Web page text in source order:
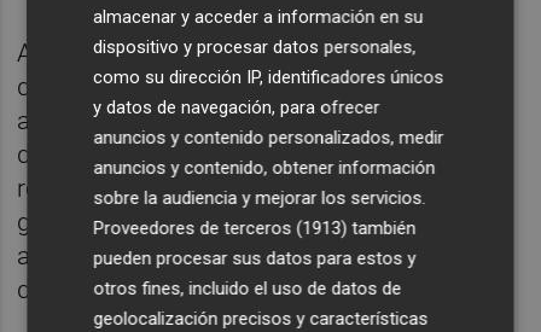
Además, el diputado de EH Bildu, Iñaki Ruiz
de Pinedo, ha avisado de que, una vez
aprobada, es cuando corresponde el
desarrollo de la ley para que el derecho que
regula se convierta "en un poder". "Ha sido
gracias a las familias y a las personas
afectadas la aprobación de esta norma", ha
detallado.
almacenar y acceder a información en su
dispositivo y procesar datos personales,
como su dirección IP, identificadores únicos
y datos de navegación, para ofrecer
anuncios y contenido personalizados, medir
anuncios y contenido, obtener información
sobre la audiencia y mejorar los servicios.
Proveedores de terceros (1913) también
pueden procesar sus datos para estos y
otros fines, incluido el uso de datos de
geolocalización precisos y características